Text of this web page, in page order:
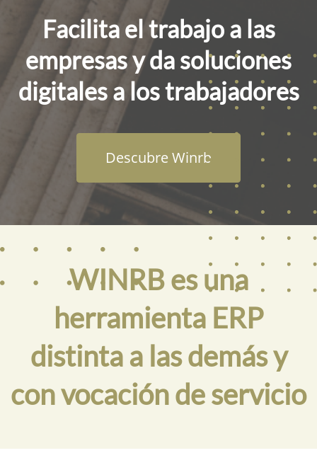
Facilita el trabajo a las
empresas y da soluciones
digitales a los trabajadores
Descubre Winrb
WINRB es una
herramienta ERP
distinta a las demás y
con vocación de servicio